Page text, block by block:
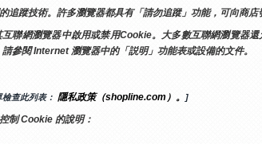
追蹤技術。許多瀏覽器都具有「請勿追蹤」功能，可向商店
聯網瀏覽器中啟用或禁用Cookie。大多數互聯網瀏覽
參閱 Internet 瀏覽器中的「説明」功能表或設備的文件。
查此列表： 隱私政策（shopline.com）。 ]
制 Cookie 的說明：